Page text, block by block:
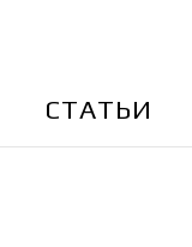
CТАТЬИ